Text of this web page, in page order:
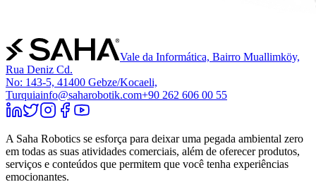
Vale da Informática, Bairro Muallimköy,
Rua Deniz Cd.
No: 143-5, 41400 Gebze/Kocaeli,
Turquiainfo@saharobotik.com+90 262 606 00 55
A Saha Robotics se esforça para deixar uma pegada ambiental zero
em todas as suas atividades comerciais, além de oferecer produtos,
serviços e conteúdos que permitem que você tenha experiências
emocionantes.